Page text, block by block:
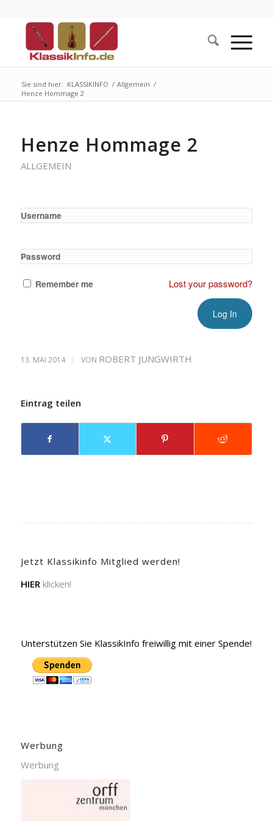
Sie sind hier: KLASSIKINFO / Allgemein /
Henze Hommage 2
Henze Hommage 2
ALLGEMEIN
Username
Password
Remember me Lost your password?
13. MAI 2014 / VON ROBERT JUNGWIRTH
Eintrag teilen
Jetzt Klassikinfo Mitglied werden!
HIER klicken!
Unterstützen Sie KlassikInfo freiwillig mit einer Spende!
Werbung
Werbung